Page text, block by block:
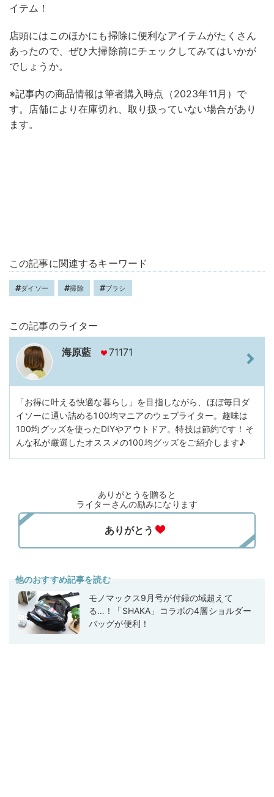
イテム！
店頭にはこのほかにも掃除に便利なアイテムがたくさん
あったので、ぜひ大掃除前にチェックしてみてはいかが
でしょうか。
※記事内の商品情報は筆者購入時点（2023年11月）で
す。店舗により在庫切れ、取り扱っていない場合があり
ます。
この記事に関連するキーワード
ダイソー 掃除 ブラシ
この記事のライター
海原藍 71171
「お得に叶える快適な暮らし」を目指しながら、ほぼ毎日ダ
イソーに通い詰める100均マニアのウェブライター。趣味は
100均グッズを使ったDIYやアウトドア。特技は節約です！そ
んな私が厳選したオススメの100均グッズをご紹介します♪
ありがとうを贈ると
ライターさんの励みになります
他のおすすめ記事を読む
モノマックス9月号が付録の域超えて
る…！「SHAKA」コラボの4層ショルダー
バッグが便利！